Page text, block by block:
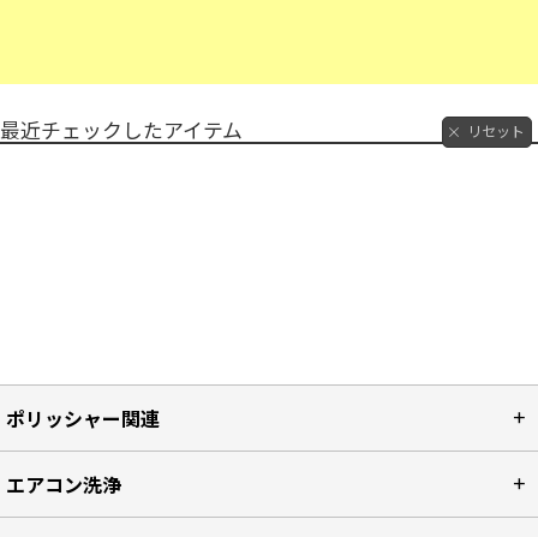
最近チェックしたアイテム リセット
ポリッシャー関連
エアコン洗浄